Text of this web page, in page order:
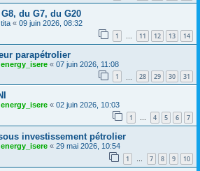
du G7, du G20
tita « 09 juin 2026, 08:32
1 … 11 12 13 14
parapétrolier
energy_isere « 07 juin 2026, 11:08
1 28 29 30 31
energy_isere « 02 juin 2026, 10:03
1 … 4 5 6 7
investissement pétrolier
energy_isere « 29 mai 2026, 10:54
1 7 8 9 10